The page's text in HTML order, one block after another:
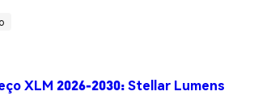
XLM 2026-2030: Stellar Lumens